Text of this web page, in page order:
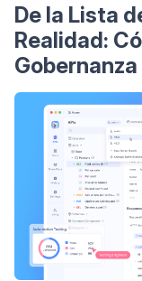
De la Lista
Realidad: